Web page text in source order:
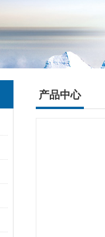
产品中心